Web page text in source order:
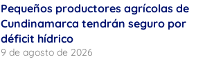
Pequeños productores agrícolas de
Cundinamarca tendrán seguro por
déficit hídrico
9 de agosto de 2026